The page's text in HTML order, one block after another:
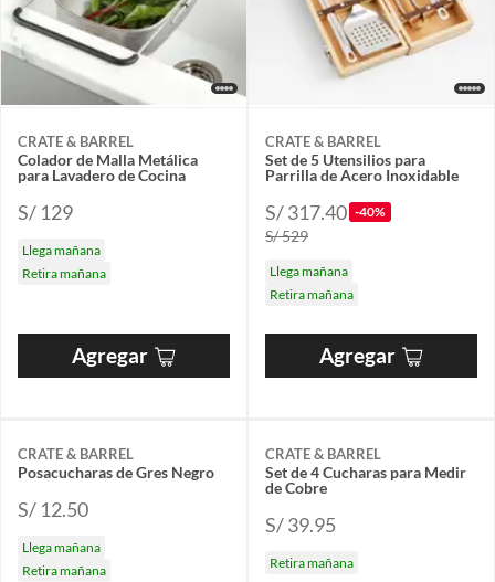
CRATE & BARREL
Colador de Malla Metálica
para Lavadero de Cocina
S/ 129
Llega mañana
Retira mañana
Agregar
CRATE & BARREL
Set de 5 Utensilios para
Parrilla de Acero Inoxidable
S/ 317.40 -40%
S/ 529
Llega mañana
Retira mañana
Agregar
CRATE & BARREL
Posacucharas de Gres Negro
S/ 12.50
Llega mañana
Retira mañana
CRATE & BARREL
Set de 4 Cucharas para Medir
de Cobre
S/ 39.95
Retira mañana